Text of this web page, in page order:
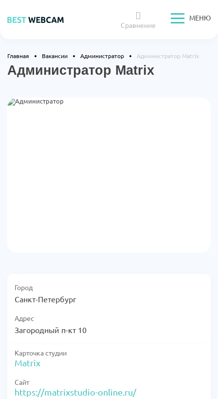
МЕНЮ
Сравнение
Главная Вакансии Администратор Администратор Matrix
Администратор Matrix
Город
Санкт-Петербург
Адрес
Загородный п-кт 10
Карточка студии
Matrix
Сайт
https://matrixstudio-online.ru/